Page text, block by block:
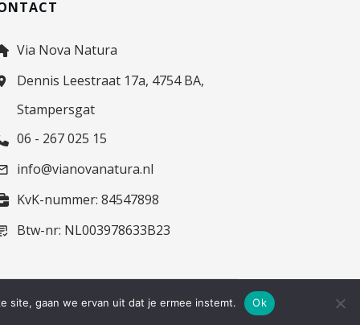
Via Nova Natura
Dennis Leestraat 17a, 4754 BA,
Stampersgat
06 - 267 025 15
info@vianovanatura.nl
KvK-nummer: 84547898
Btw-nr: NL003978633B23
site, gaan we ervan uit dat je ermee instemt. Ok